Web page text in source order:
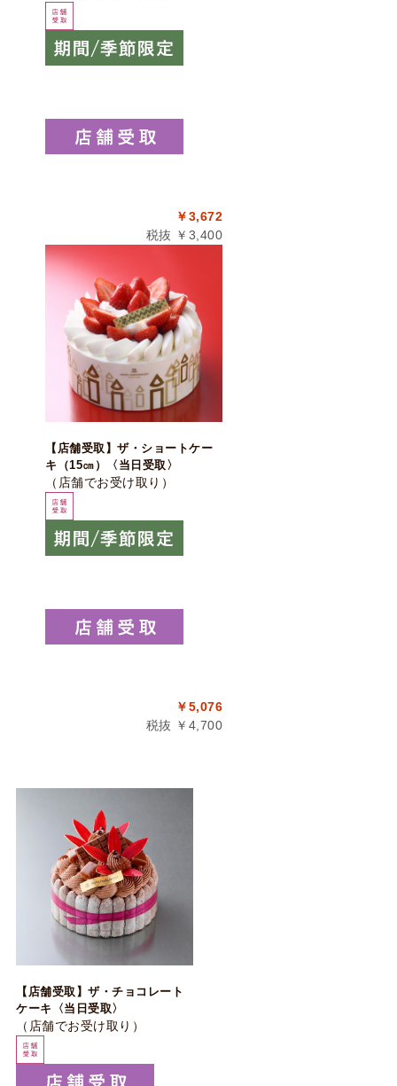
￥3,672
税抜 ￥3,400
【店舗受取】ザ・ショートケー
キ（15㎝）〈当日受取〉
（店舗でお受け取り）
￥5,076
税抜 ￥4,700
【店舗受取】ザ・チョコレート
ケーキ〈当日受取〉
（店舗でお受け取り）